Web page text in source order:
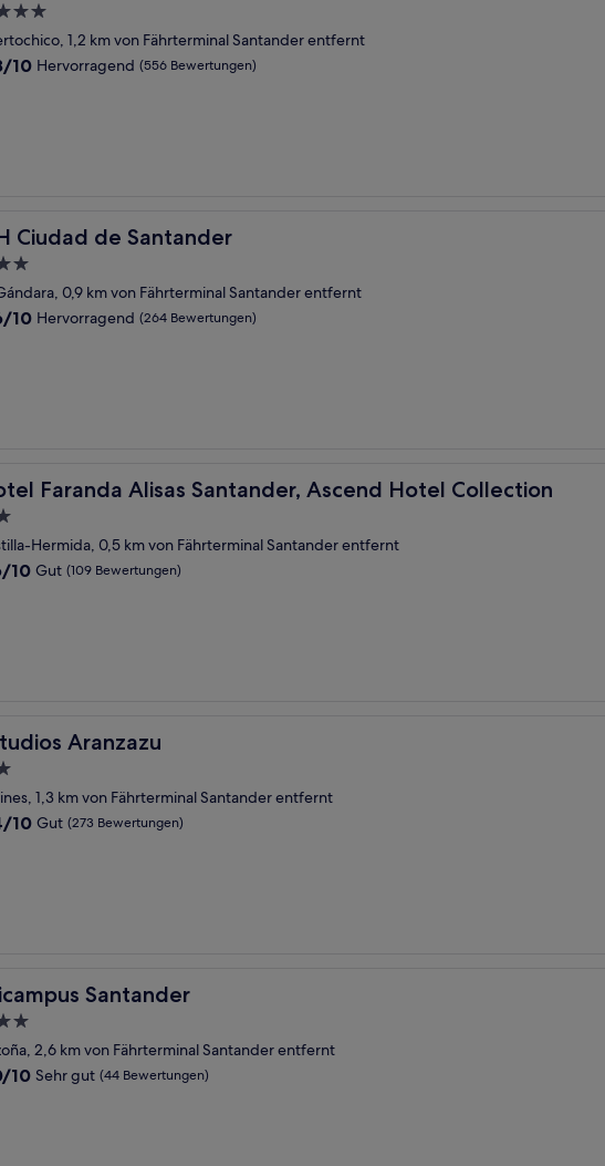
1,2 km von Fährterminal Santander entfernt
10 Hervorragend (556 Bewertungen)
Ciudad de Santander
Ciudad de Santander
0,9 km von Fährterminal Santander entfernt
10 Hervorragend (264 Bewertungen)
Faranda Alisas Santander, Ascend Hotel Collection
Faranda Alisas Santander, Ascend Hotel Collection
Hermida, 0,5 km von Fährterminal Santander entfernt
10 Gut (109 Bewertungen)
Aranzazu
Aranzazu
1,3 km von Fährterminal Santander entfernt
10 Gut (273 Bewertungen)
Santander
Santander
2,6 km von Fährterminal Santander entfernt
10 Sehr gut (44 Bewertungen)